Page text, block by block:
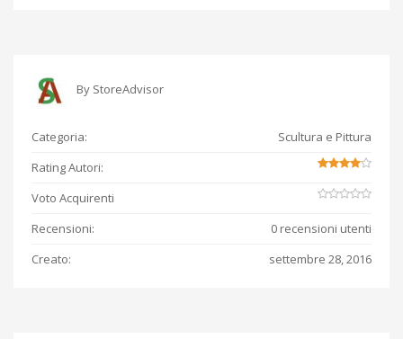
By StoreAdvisor
Categoria:
Scultura e Pittura
Rating Autori:
Voto Acquirenti
Recensioni:
0 recensioni utenti
Creato:
settembre 28, 2016